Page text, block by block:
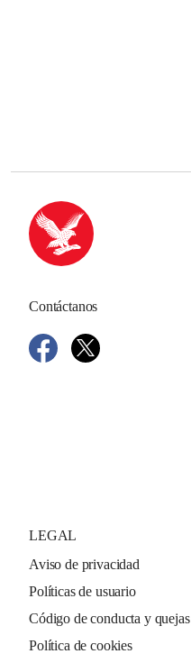
Contáctanos
LEGAL
Aviso de privacidad
Políticas de usuario
Código de conducta y quejas
Política de cookies